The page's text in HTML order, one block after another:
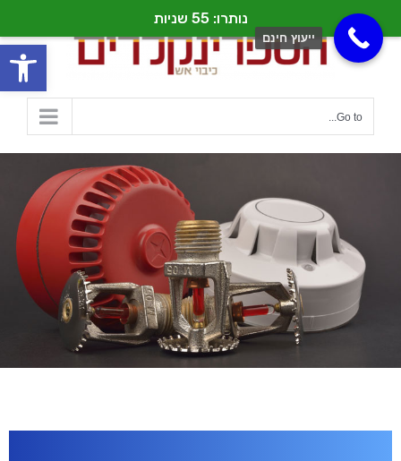
Go to...
נותרו: 55 שניות
ייעוץ חינם